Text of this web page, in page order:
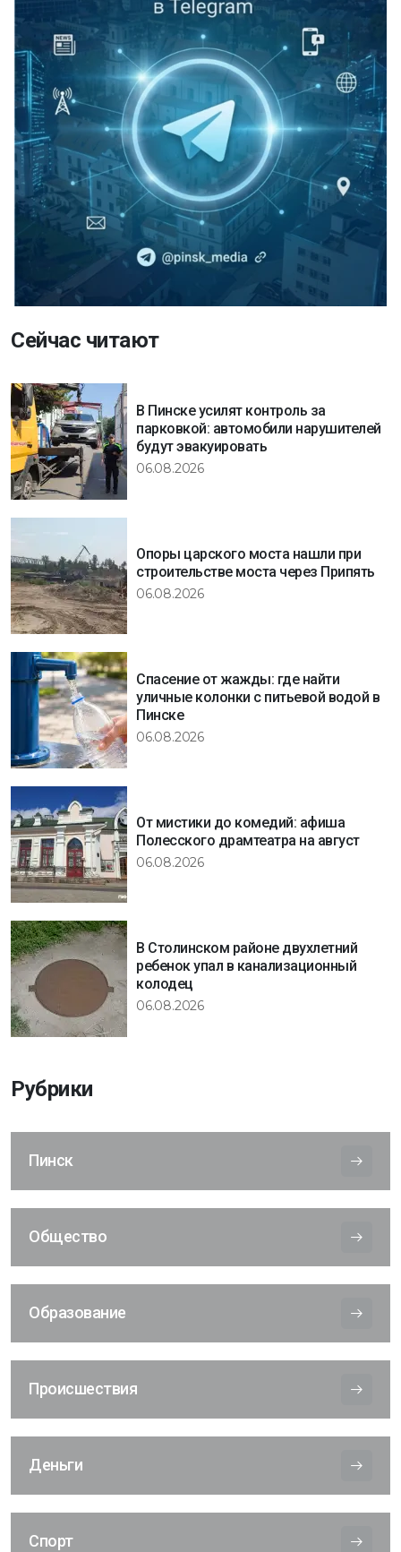
Сейчас читают
В Пинске усилят контроль за
парковкой: автомобили нарушителей
будут эвакуировать
06.08.2026
Опоры царского моста нашли при
строительстве моста через Припять
06.08.2026
Спасение от жажды: где найти
уличные колонки с питьевой водой в
Пинске
06.08.2026
От мистики до комедий: афиша
Полесского драмтеатра на август
06.08.2026
В Столинском районе двухлетний
ребенок упал в канализационный
колодец
06.08.2026
Рубрики
Пинск
Общество
Образование
Происшествия
Деньги
Спорт